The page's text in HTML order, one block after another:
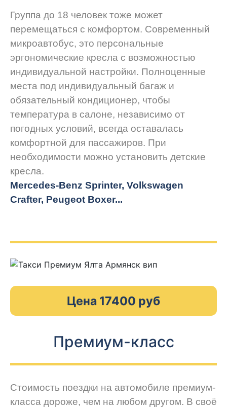
Группа до 18 человек тоже может
перемещаться с комфортом. Современный
микроавтобус, это персональные
эргономические кресла с возможностью
индивидуальной настройки. Полноценные
места под индивидуальный багаж и
обязательный кондиционер, чтобы
температура в салоне, независимо от
погодных условий, всегда оставалась
комфортной для пассажиров. При
необходимости можно установить детские
кресла.
Mercedes-Benz Sprinter, Volkswagen
Crafter, Peugeot Boxer...
Цена 17400 руб
Премиум-класс
Стоимость поездки на автомобиле премиум-
класса дороже, чем на любом другом. В своё